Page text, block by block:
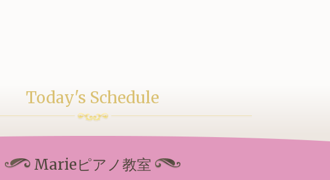
Today's Schedule
Marieピアノ教室